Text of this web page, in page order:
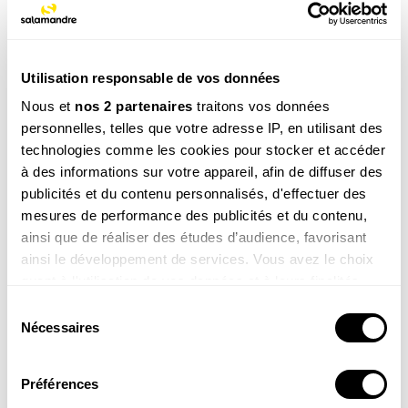
Utilisation responsable de vos données
Nous et nos 2 partenaires traitons vos données
personnelles, telles que votre adresse IP, en utilisant des
technologies comme les cookies pour stocker et accéder
à des informations sur votre appareil, afin de diffuser des
publicités et du contenu personnalisés, d'effectuer des
mesures de performance des publicités et du contenu,
ainsi que de réaliser des études d’audience, favorisant
ainsi le développement de services. Vous avez le choix
tout moment en consultant la Déclaration relative aux
cookies ou en cliquant sur l'icône de confidentialité.
Si vous le permettez, nous aimerions également :
Nécessaires
Préférences
TAGS
Ces produits pourraient vous
intéresser
nature
COMMANDER
Agir pour la nature – Balcons
et terrasses